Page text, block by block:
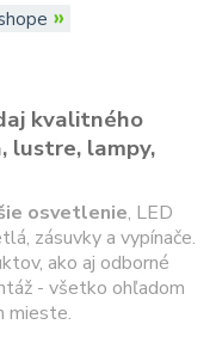
»
kvalitného
lustre, lampy,
osvetlenie, LED
zásuvky a vypínače.
ako aj odborné
- všetko ohľadom
mieste.